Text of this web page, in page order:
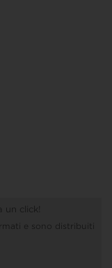
click!
e sono distribuiti